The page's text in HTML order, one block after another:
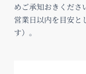
めご承知おきくださ
営業日以内を目安と
す）。